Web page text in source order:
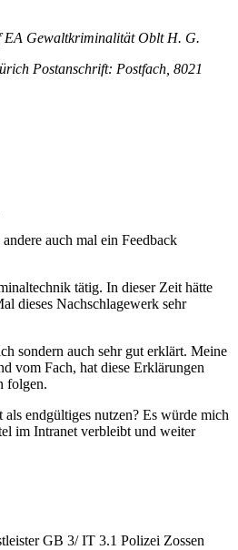
EA Gewaltkriminalität Oblt H. G.
Postanschrift: Postfach, 8021
auch mal ein Feedback
tätig. In dieser Zeit hätte
dieses Nachschlagewerk sehr
sondern auch sehr gut erklärt. Meine
vom Fach, hat diese Erklärungen
folgen.
endgültiges nutzen? Es würde mich
im Intranet verbleibt und weiter
GB 3/ IT 3.1 Polizei Zossen